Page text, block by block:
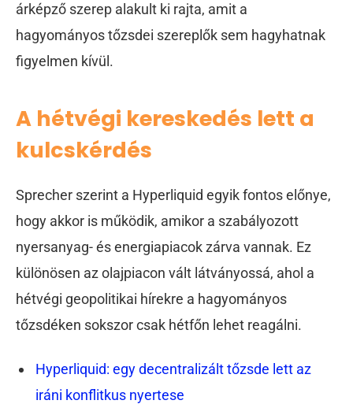
árképző szerep alakult ki rajta, amit a
hagyományos tőzsdei szereplők sem hagyhatnak
figyelmen kívül.
A hétvégi kereskedés lett a
kulcskérdés
Sprecher szerint a Hyperliquid egyik fontos előnye,
hogy akkor is működik, amikor a szabályozott
nyersanyag- és energiapiacok zárva vannak. Ez
különösen az olajpiacon vált látványossá, ahol a
hétvégi geopolitikai hírekre a hagyományos
tőzsdéken sokszor csak hétfőn lehet reagálni.
Hyperliquid: egy decentralizált tőzsde lett az
iráni konflitkus nyertese